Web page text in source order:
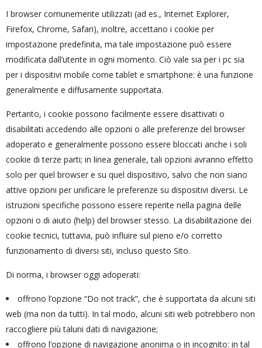
I browser comunemente utilizzati (ad es., Internet Explorer,
Firefox, Chrome, Safari), inoltre, accettano i cookie per
impostazione predefinita, ma tale impostazione può essere
modificata dall’utente in ogni momento. Ciò vale sia per i pc sia
per i dispositivi mobile come tablet e smartphone: è una funzione
generalmente e diffusamente supportata.
Pertanto, i cookie possono facilmente essere disattivati o
disabilitati accedendo alle opzioni o alle preferenze del browser
adoperato e generalmente possono essere bloccati anche i soli
cookie di terze parti; in linea generale, tali opzioni avranno effetto
solo per quel browser e su quel dispositivo, salvo che non siano
attive opzioni per unificare le preferenze su dispositivi diversi. Le
istruzioni specifiche possono essere reperite nella pagina delle
opzioni o di aiuto (help) del browser stesso. La disabilitazione dei
cookie tecnici, tuttavia, può influire sul pieno e/o corretto
funzionamento di diversi siti, incluso questo Sito.
Di norma, i browser oggi adoperati:
offrono l’opzione “Do not track”, che è supportata da alcuni siti
web (ma non da tutti). In tal modo, alcuni siti web potrebbero non
raccogliere più taluni dati di navigazione;
offrono l’opzione di navigazione anonima o in incognito: in tal